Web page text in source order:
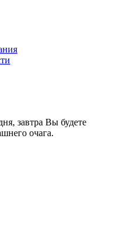
завтра Вы будете
очага.